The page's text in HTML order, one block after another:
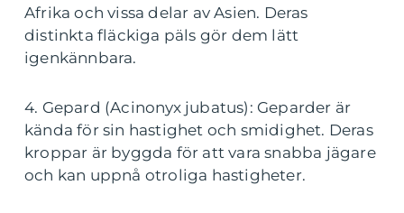
Afrika och vissa delar av Asien. Deras
distinkta fläckiga päls gör dem lätt
igenkännbara.
4. Gepard (Acinonyx jubatus): Geparder är
kända för sin hastighet och smidighet. Deras
kroppar är byggda för att vara snabba jägare
och kan uppnå otroliga hastigheter.